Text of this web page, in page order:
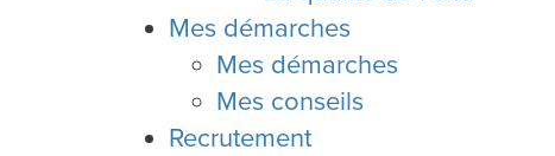
Mes démarches
Mes démarches
Mes conseils
Recrutement